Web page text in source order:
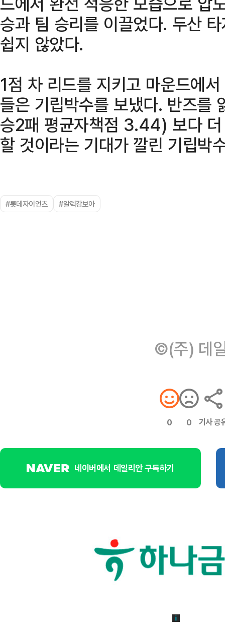
승과 팀 승리를 이끌었다. 두산
쉽지 않았다.
1점 차 리드를 지키고 마운드에
들은 기립박수를 보냈다. 반즈를
승2패 평균자책점 3.44) 보다
할 것이라는 기대가 깔린 기립박
#롯데자이언츠 #알렉감보아
©(주) 데
0 0 기사 공
네이버에서 데일리안 구독하기